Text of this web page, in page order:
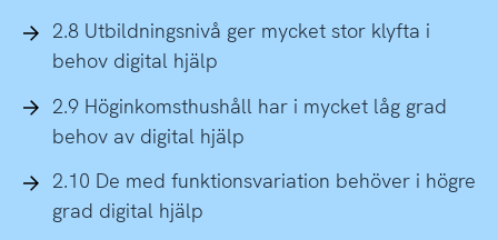
2.8 Utbildningsnivå ger mycket stor klyfta i
behov digital hjälp
2.9 Höginkomsthushåll har i mycket låg grad
behov av digital hjälp
2.10 De med funktionsvariation behöver i högre
grad digital hjälp